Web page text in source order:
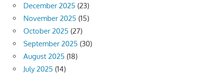
December 2025 (23)
November 2025 (15)
October 2025 (27)
September 2025 (30)
August 2025 (18)
July 2025 (14)